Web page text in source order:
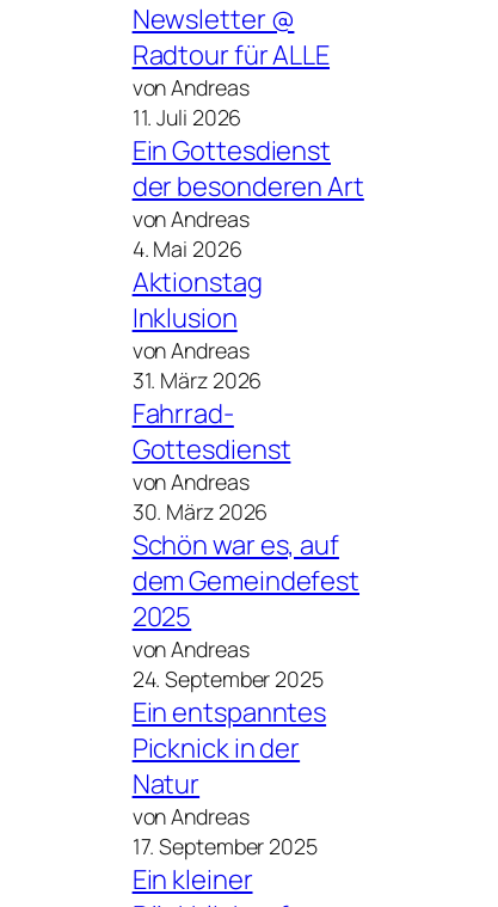
Newsletter @
Radtour für ALLE
von Andreas
11. Juli 2026
Ein Gottesdienst
der besonderen Art
von Andreas
4. Mai 2026
Aktionstag
Inklusion
von Andreas
31. März 2026
Fahrrad-
Gottesdienst
von Andreas
30. März 2026
Schön war es, auf
dem Gemeindefest
2025
von Andreas
24. September 2025
Ein entspanntes
Picknick in der
Natur
von Andreas
17. September 2025
Ein kleiner